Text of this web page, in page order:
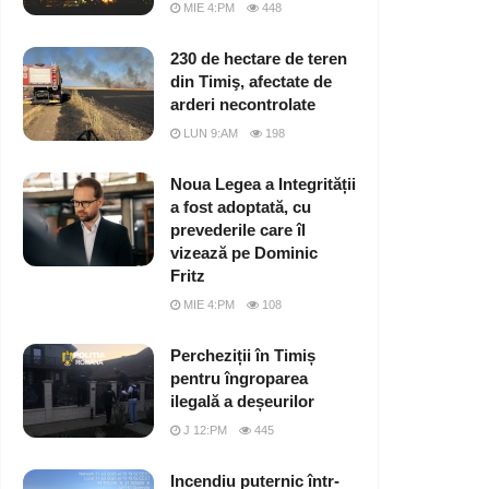
MIE 4:PM 448
230 de hectare de teren
din Timiş, afectate de
arderi necontrolate
LUN 9:AM 198
Noua Legea a Integrității
a fost adoptată, cu
prevederile care îl
vizează pe Dominic
Fritz
MIE 4:PM 108
Percheziții în Timiș
pentru îngroparea
ilegală a deșeurilor
J 12:PM 445
Incendiu puternic într-